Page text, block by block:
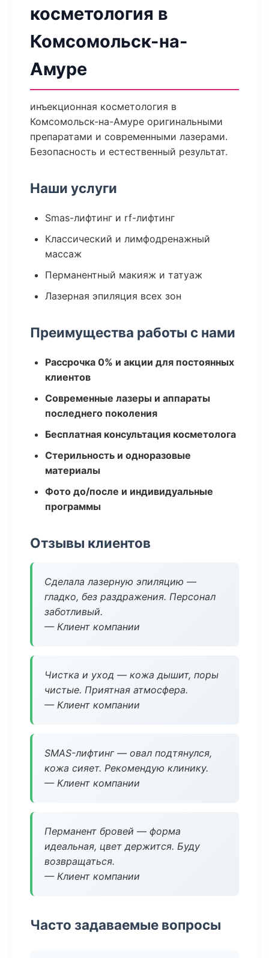
косметология в
Комсомольск-на-
Амуре
инъекционная косметология в
Комсомольск-на-Амуре оригинальными
препаратами и современными лазерами.
Безопасность и естественный результат.
Наши услуги
Smas-лифтинг и rf-лифтинг
Классический и лимфодренажный
массаж
Перманентный макияж и татуаж
Лазерная эпиляция всех зон
Преимущества работы с нами
Рассрочка 0% и акции для постоянных
клиентов
Современные лазеры и аппараты
последнего поколения
Бесплатная консультация косметолога
Стерильность и одноразовые
материалы
Фото до/после и индивидуальные
программы
Отзывы клиентов
Сделала лазерную эпиляцию —
гладко, без раздражения. Персонал
заботливый.
— Клиент компании
Чистка и уход — кожа дышит, поры
чистые. Приятная атмосфера.
— Клиент компании
SMAS-лифтинг — овал подтянулся,
кожа сияет. Рекомендую клинику.
— Клиент компании
Перманент бровей — форма
идеальная, цвет держится. Буду
возвращаться.
— Клиент компании
Часто задаваемые вопросы